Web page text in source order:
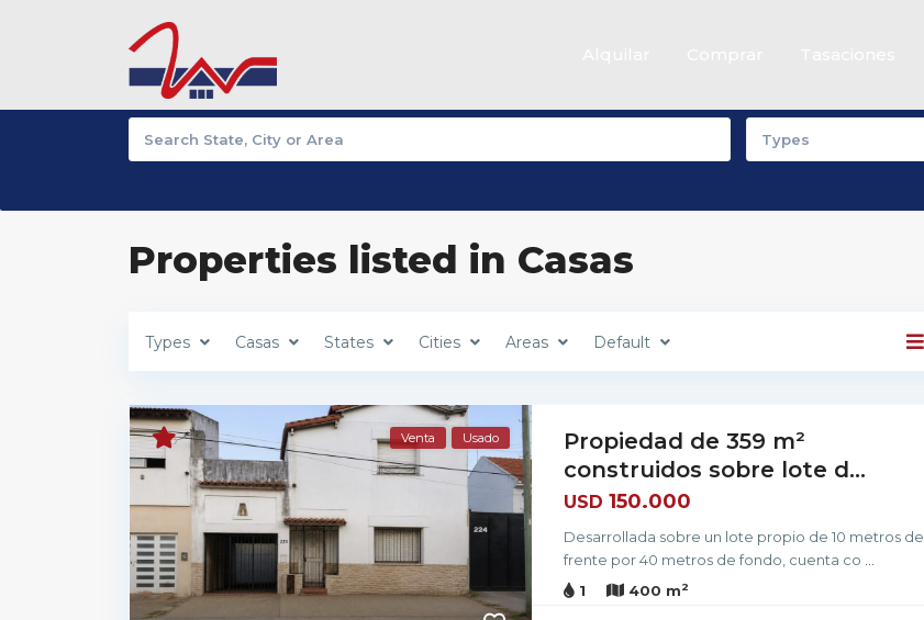
Types
Properties listed in Casas
Types Casas States Cities Areas Default
Venta Usado
Propiedad de 359 m²
construidos sobre lote d...
USD 150.000
Desarrollada sobre un lote propio de 10 metros de
frente por 40 metros de fondo, cuenta co
1
400 m2